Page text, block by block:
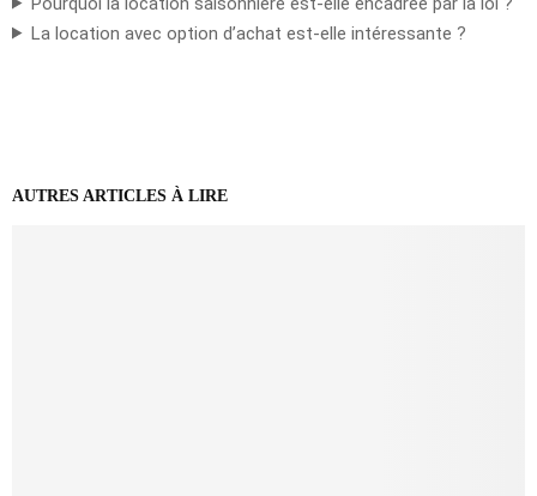
La location avec option d’achat est-elle intéressante ?
AUTRES ARTICLES À LIRE